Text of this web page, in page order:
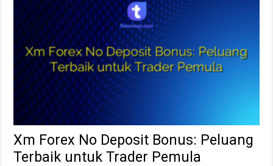
Xm Forex No Deposit Bonus: Peluang
Terbaik untuk Trader Pemula